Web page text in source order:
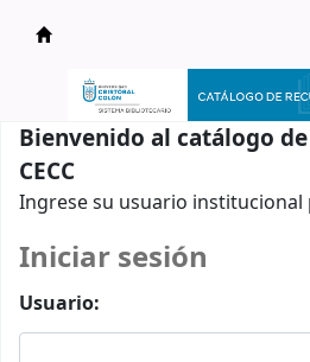
Catálogo en línea
Bienvenido al catálogo
CECC
Ingrese su usuario institucional
Iniciar sesión
Usuario: